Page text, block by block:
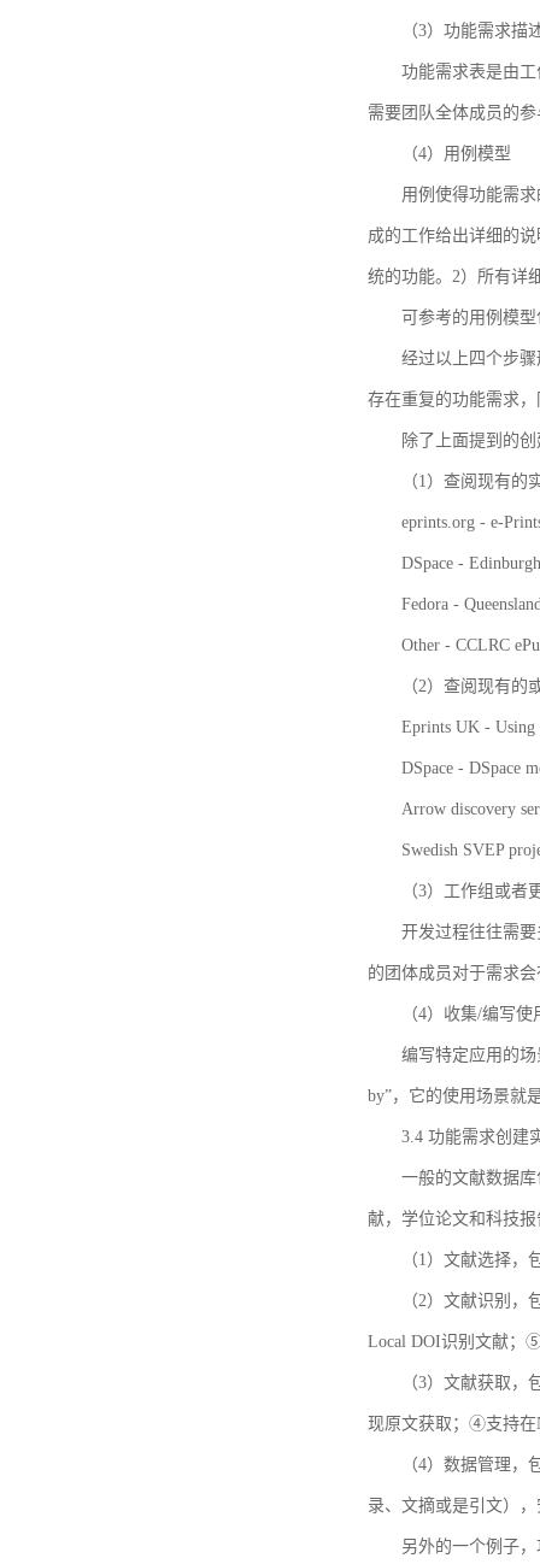
（3）功能需求描
功能需求表是由
需要团队全体成员的
（4）用例模型
用例使得功能需
成的工作给出详细的
统的功能。2）所有详
可参考的用例模
经过以上四个步
存在重复的功能需求
除了上面提到的
（1）查阅现有的
eprints.org - e-
DSpace -
Fedora -
Other - CCLRC
（2）查阅现有
Eprints UK - Using
DSpace - DSpace
Arrow discovery
Swedish SVEP
（3）工作组或者
开发过程往往需
的团体成员对于需求
（4）收集/编写
编写特定应用的场
by”，它的使用场景就
3.4 功能需求创建
一般的文献数据
献，学位论文和科技
（1）文献选择
（2）文献识别
Local DOI识别文献；
（3）文献获取
现原文获取；④支持在
（4）数据管理
录、文摘或是引文）
另外的一个例子，